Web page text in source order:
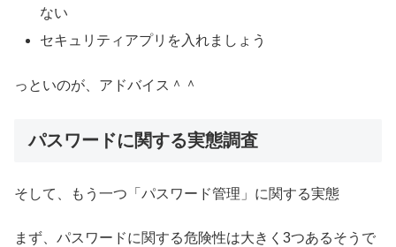
ない
セキュリティアプリを入れましょう
っといのが、アドバイス＾＾
パスワードに関する実態調査
そして、もう一つ「パスワード管理」に関する実態
まず、パスワードに関する危険性は大きく3つあるそうで